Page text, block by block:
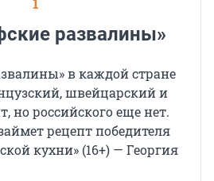
1
развалины»
в каждой стране
швейцарский и
но российского еще нет.
рецепт победителя
кухни» (16+) — Георгия